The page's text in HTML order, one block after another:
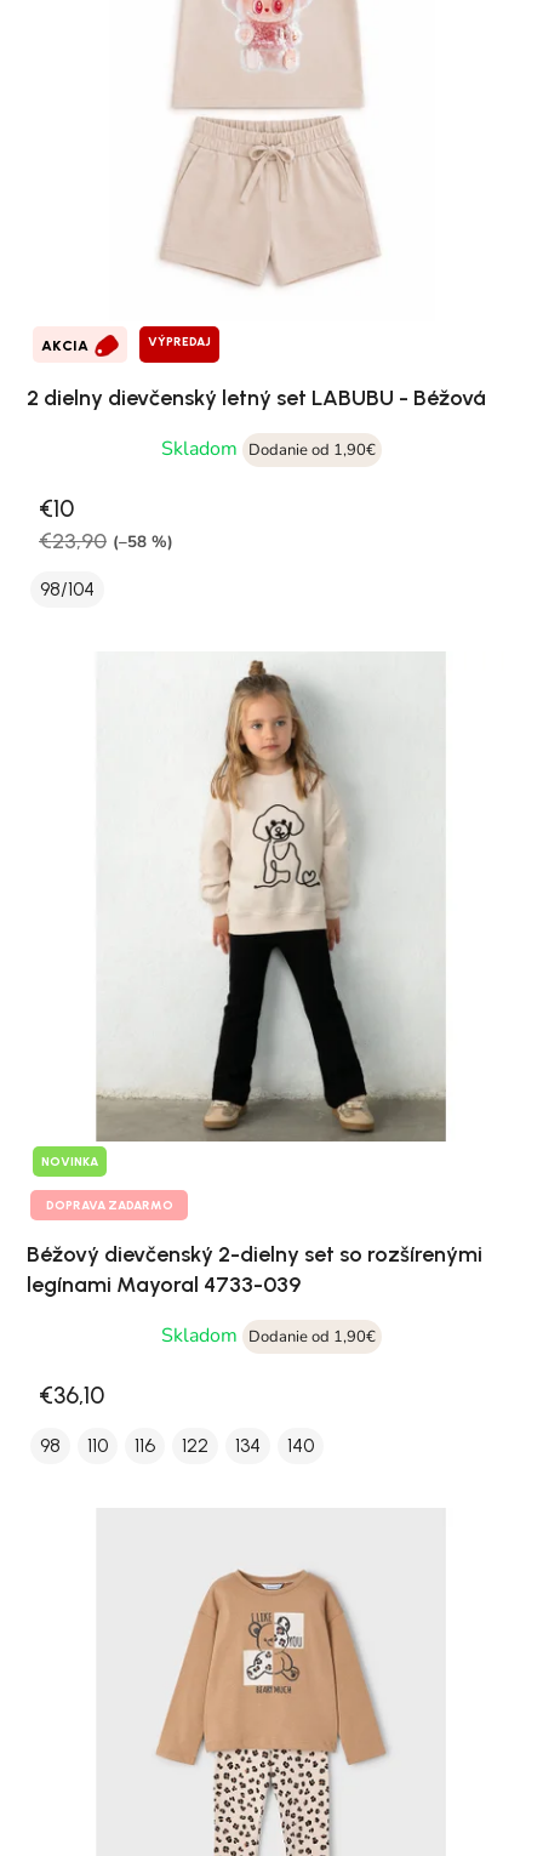
AKCIA VÝPREDAJ
2 dielny dievčenský letný set LABUBU - Béžová
Skladom
Dodanie od 1,90€
€10
€23,90 (–58 %)
98/104
NOVINKA
DOPRAVA ZADARMO
Béžový dievčenský 2-dielny set so rozšírenými
legínami Mayoral 4733-039
Skladom
Dodanie od 1,90€
€36,10
98 110 116 122 134 140